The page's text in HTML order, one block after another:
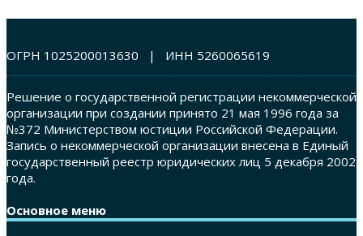
ОГРН 1025200013630 | ИНН 5260065619
Решение о государственной регистрации некоммерческой
организации при создании принято 21 мая 1996 года за
№372 Министерством юстиции Российской Федерации.
Запись о некоммерческой организации внесена в Единый
государственный реестр юридических лиц 5 декабря 2002
года.
Основное меню